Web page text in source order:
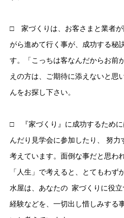
□ 家づくりは、お客さまと業者が
がら進めて行く事が、成功する秘
す。「こっちは客なんだからお前
えの方は、ご期待に添えないと思
んをお探し下さい。
□ 『家づくり』に成功するため
んだり見学会に参加したり、 努力
考えています。面倒な事だと思わ
「人生」で考えると、とてもわ
水屋は、あなたの 家づくりに役
経験などを、一切出し惜しみする